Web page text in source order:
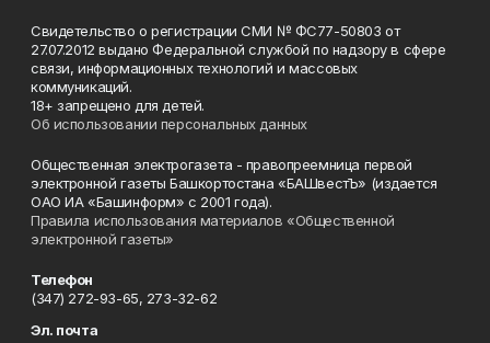
Свидетельство о регистрации СМИ № ФС77-50803 от
27.07.2012 выдано Федеральной службой по надзору в сфере
связи, информационных технологий и массовых
коммуникаций.
18+ запрещено для детей.
Об использовании персональных данных
Общественная электрогазета - правопреемница первой
электронной газеты Башкортостана «БАШвестЪ» (издается
ОАО ИА «Башинформ» с 2001 года).
Правила использования материалов «Общественной
электронной газеты»
Телефон
(347) 272-93-65, 273-32-62
Эл. почта